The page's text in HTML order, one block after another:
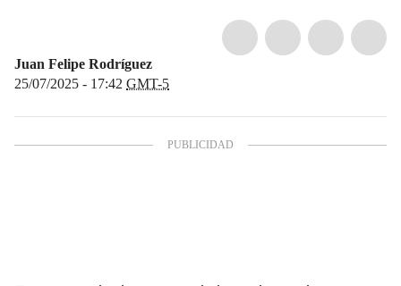
Juan Felipe Rodríguez
25/07/2025 - 17:42 GMT-5